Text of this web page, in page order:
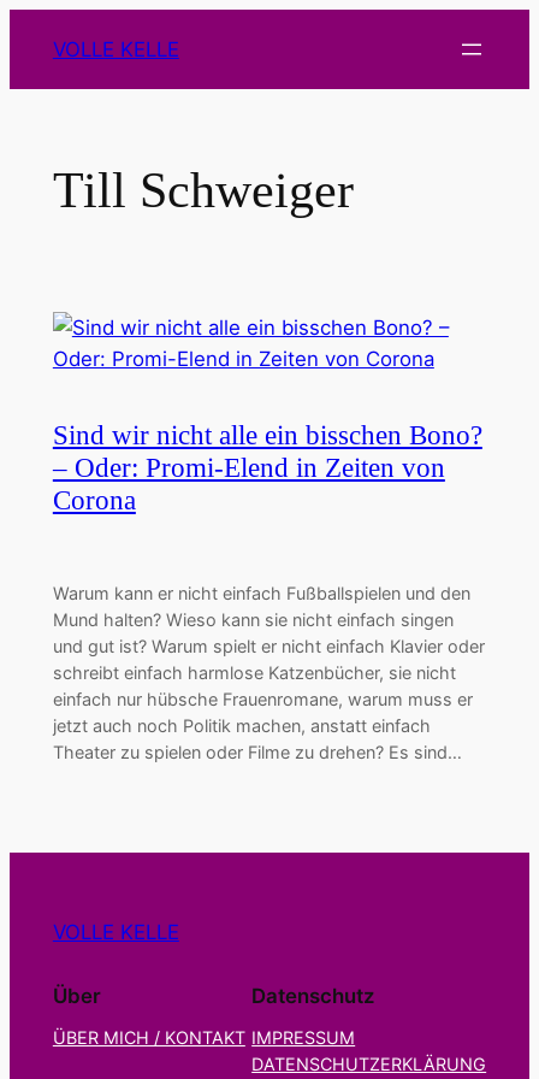
Inhalt
springen
VOLLE KELLE
Till Schweiger
Sind wir nicht alle ein bisschen Bono?
– Oder: Promi-Elend in Zeiten von
Corona
Warum kann er nicht einfach Fußballspielen und den
Mund halten? Wieso kann sie nicht einfach singen
und gut ist? Warum spielt er nicht einfach Klavier oder
schreibt einfach harmlose Katzenbücher, sie nicht
einfach nur hübsche Frauenromane, warum muss er
jetzt auch noch Politik machen, anstatt einfach
Theater zu spielen oder Filme zu drehen? Es sind…
VOLLE KELLE
Über
ÜBER MICH / KONTAKT
Datenschutz
IMPRESSUM
DATENSCHUTZERKLÄRUNG